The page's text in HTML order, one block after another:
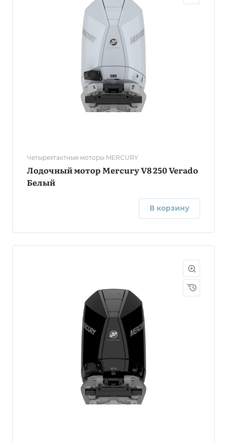
Четырехтактные моторы MERCURY
Лодочный мотор Mercury V8 250 Verado
Белый
В корзину